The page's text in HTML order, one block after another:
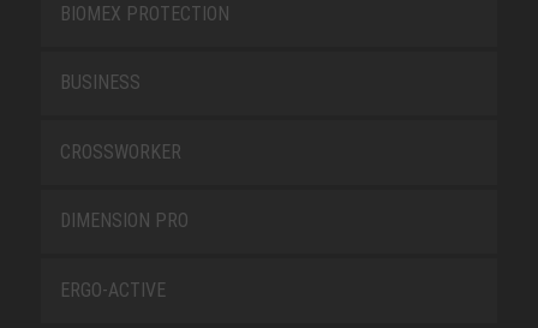
BIOMEX PROTECTION
BUSINESS
CROSSWORKER
DIMENSION PRO
ERGO-ACTIVE